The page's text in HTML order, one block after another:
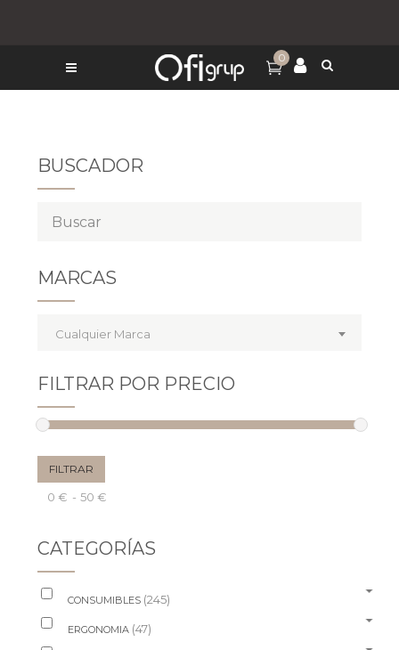
0
BUSCADOR
MARCAS
Cualquier Marca
FILTRAR POR PRECIO
Precio
mínimo
Precio
máximo
FILTRAR
0 €—50 €
CATEGORÍAS
CONSUMIBLES (245)
ERGONOMIA (47)